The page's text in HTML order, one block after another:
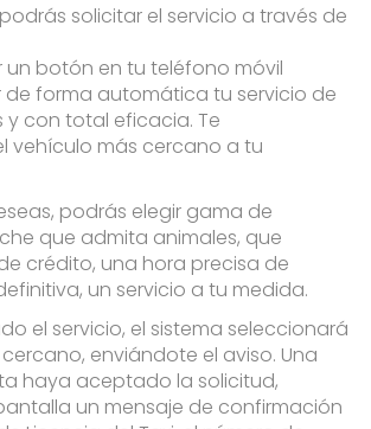
solicitar el servicio a través de
un botón en tu teléfono móvil
de forma automática tu servicio de
y con total eficacia. Te
vehículo más cercano a tu
podrás elegir gama de
que admita animales, que
crédito, una hora precisa de
un servicio a tu medida.
el servicio, el sistema seleccionará
enviándote el aviso. Una
haya aceptado la solicitud,
un mensaje de confirmación